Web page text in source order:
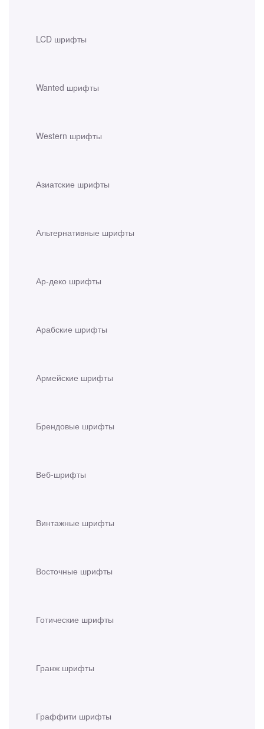
LCD шрифты
Wanted шрифты
Western шрифты
Азиатские шрифты
Альтернативные шрифты
Ар-деко шрифты
Арабские шрифты
Армейские шрифты
Брендовые шрифты
Веб-шрифты
Винтажные шрифты
Восточные шрифты
Готические шрифты
Гранж шрифты
Граффити шрифты